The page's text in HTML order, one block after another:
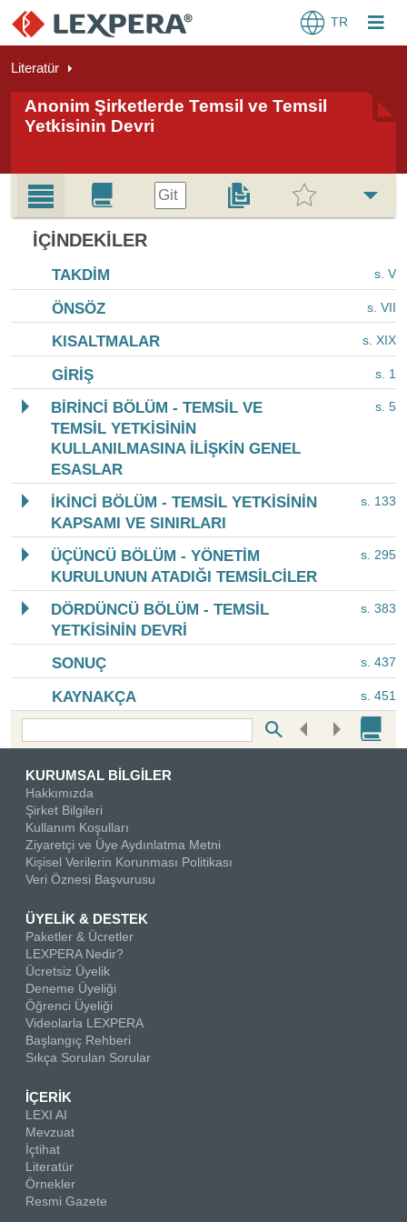
TR
Literatür
Anonim Şirketlerde Temsil ve Temsil
Yetkisinin Devri
Git
İÇINDEKILER
TAKDİM s. V
ÖNSÖZ s. VII
KISALTMALAR s. XIX
GİRİŞ s. 1
BİRİNCİ BÖLÜM - TEMSİL VE
TEMSİL YETKİSİNİN
KULLANILMASINA İLİŞKİN GENEL
ESASLAR
s. 5
İKİNCİ BÖLÜM - TEMSİL YETKİSİNİN
KAPSAMI VE SINIRLARI
s. 133
ÜÇÜNCÜ BÖLÜM - YÖNETİM
KURULUNUN ATADIĞI TEMSİLCİLER
s. 295
DÖRDÜNCÜ BÖLÜM - TEMSİL
YETKİSİNİN DEVRİ
s. 383
SONUÇ s. 437
KAYNAKÇA s. 451
Bottom Search Toolbar Highlight Text
KURUMSAL BİLGİLER
Hakkımızda
Şirket Bilgileri
Kullanım Koşulları
Ziyaretçi ve Üye Aydınlatma Metni
Kişisel Verilerin Korunması Politikası
Veri Öznesi Başvurusu
ÜYELİK & DESTEK
Paketler & Ücretler
LEXPERA Nedir?
Ücretsiz Üyelik
Deneme Üyeliği
Öğrenci Üyeliği
Videolarla LEXPERA
Başlangıç Rehberi
Sıkça Sorulan Sorular
İÇERİK
LEXI AI
Mevzuat
İçtihat
Literatür
Örnekler
Resmi Gazete